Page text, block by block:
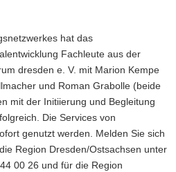
hat das
Fachleute aus der
dresden e. V. mit Marion Kempe
und Roman Grabolle (beide
mit der Initiierung und Begleitung
Die Services von
genutzt werden. Melden Sie sich
Region Dresden/Ostsachsen unter
00 26 und für die Region